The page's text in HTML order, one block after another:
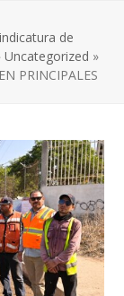
de
Uncategorized »
PRINCIPALES